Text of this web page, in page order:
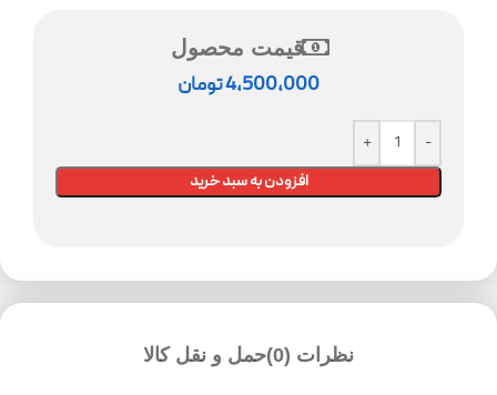
قیمت محصول
4,500,000تومان
افزودن به سبد خرید
نظرات (0) حمل و نقل کالا